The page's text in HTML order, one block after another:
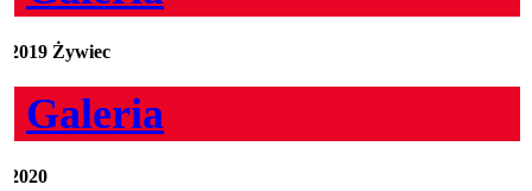
2019 Żywiec
Galeria
2020